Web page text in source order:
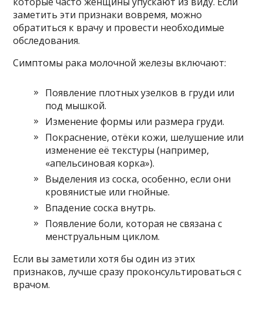
заметить эти признаки вовремя, можно
обратиться к врачу и провести необходимые
обследования.
Симптомы рака молочной железы включают:
Появление плотных узелков в груди или
под мышкой.
Изменение формы или размера груди.
Покраснение, отёки кожи, шелушение или
изменение её текстуры (например,
«апельсиновая корка»).
Выделения из соска, особенно, если они
кровянистые или гнойные.
Впадение соска внутрь.
Появление боли, которая не связана с
менструальным циклом.
Если вы заметили хотя бы один из этих
признаков, лучше сразу проконсультироваться с
врачом.